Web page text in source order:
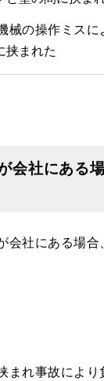
械の操作ミスに
挟まれた
会社にある
会社にある場合
まれ事故により